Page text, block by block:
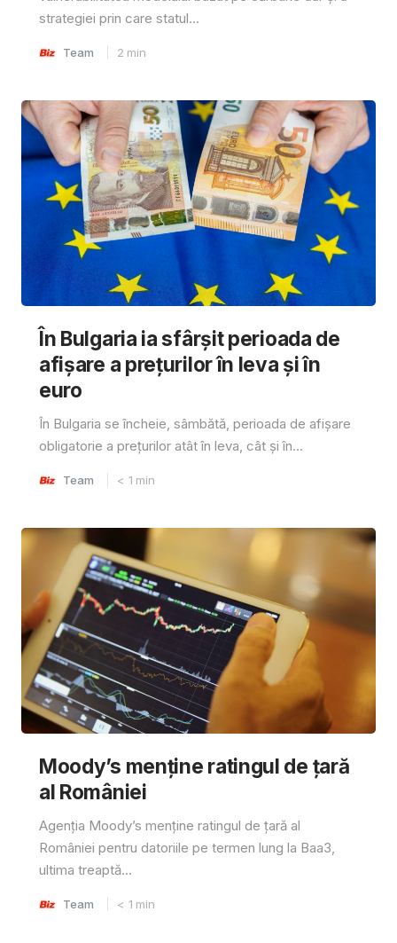
strategiei prin care statul...
Team 2 min
În Bulgaria ia sfârşit perioada de
afișare a prețurilor în ​​leva și în
euro
În Bulgaria se încheie, sâmbătă, perioada de afișare
obligatorie a prețurilor atât în ​​leva, cât și în...
Team < 1 min
Moody’s menține ratingul de țară
al României
Agenția Moody’s menține ratingul de țară al
României pentru datoriile pe termen lung la Baa3,
ultima treaptă...
Team < 1 min